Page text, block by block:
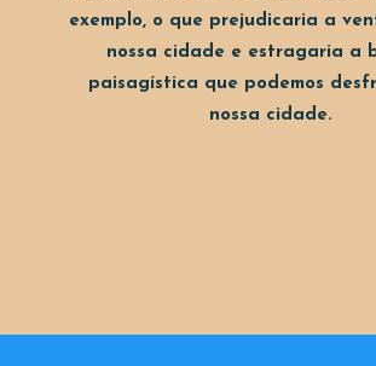
exemplo, o que prejudicaria a
nossa cidade e estragaria a
paisagística que podemos
nossa cidade.